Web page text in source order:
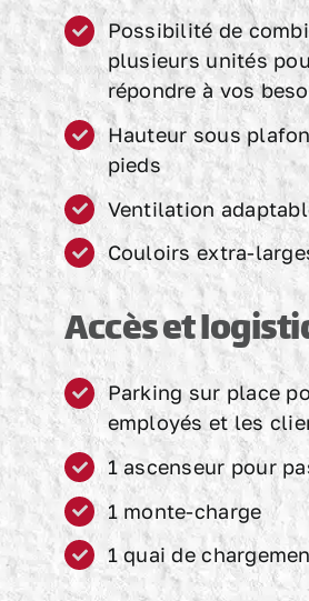
Possibilité de
plusieurs unités
répondre à vos
Hauteur sous
pieds
Ventilation
Couloirs extra-
Accès et
Parking sur place
employés et les
1 ascenseur pour
1 monte-charge
1 quai de